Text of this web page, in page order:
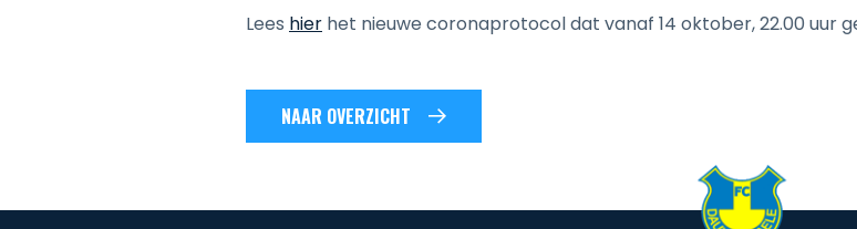
Lees hier het nieuwe coronaprotocol dat vanaf 14 oktober, 22.00 uur
NAAR OVERZICHT